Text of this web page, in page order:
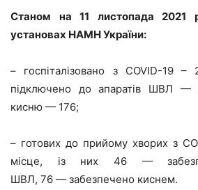
Станом на 11 листопада 2021
установах НАМН України:
– госпіталізовано з COVID-19
підключено до апаратів ШВЛ —
кисню — 176;
– готових до прийому хворих з
місце, із них 46 —
ШВЛ, 76 — забезпечено киснем.